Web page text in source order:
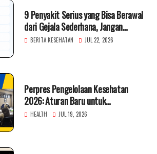
9 Penyakit Serius yang Bisa Berawal
dari Gejala Sederhana, Jangan
Diabaikan!
BERITA KESEHATAN JUL 22, 2026
Perpres Pengelolaan Kesehatan
2026: Aturan Baru untuk
Meningkatkan Layanan Kesehatan
HEALTH JUL 19, 2026